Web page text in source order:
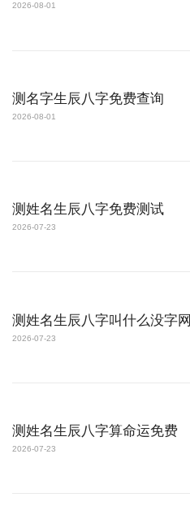
2026-08-01
测名字生辰八字免费查询
2026-08-01
测姓名生辰八字免费测试
2026-07-23
测姓名生辰八字叫什么没字网
2026-07-23
测姓名生辰八字算命运免费
2026-07-23